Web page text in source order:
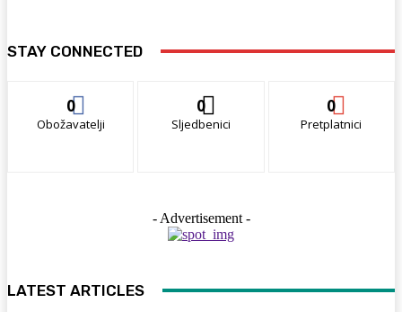
STAY CONNECTED
0
Obožavatelji
0
Sljedbenici
0
Pretplatnici
- Advertisement -
LATEST ARTICLES